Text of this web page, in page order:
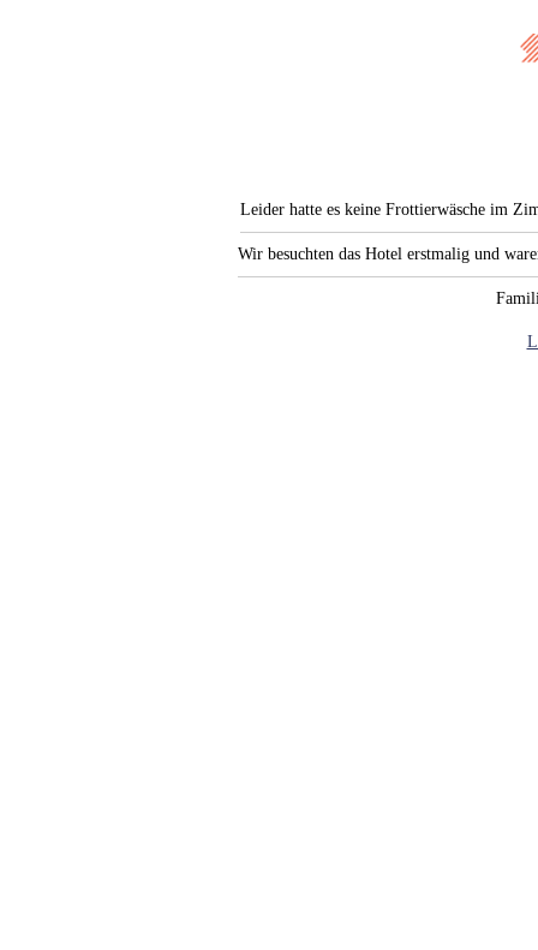
Leider hatte es keine Frottierwäsche im
Wir besuchten das Hotel erstmalig und